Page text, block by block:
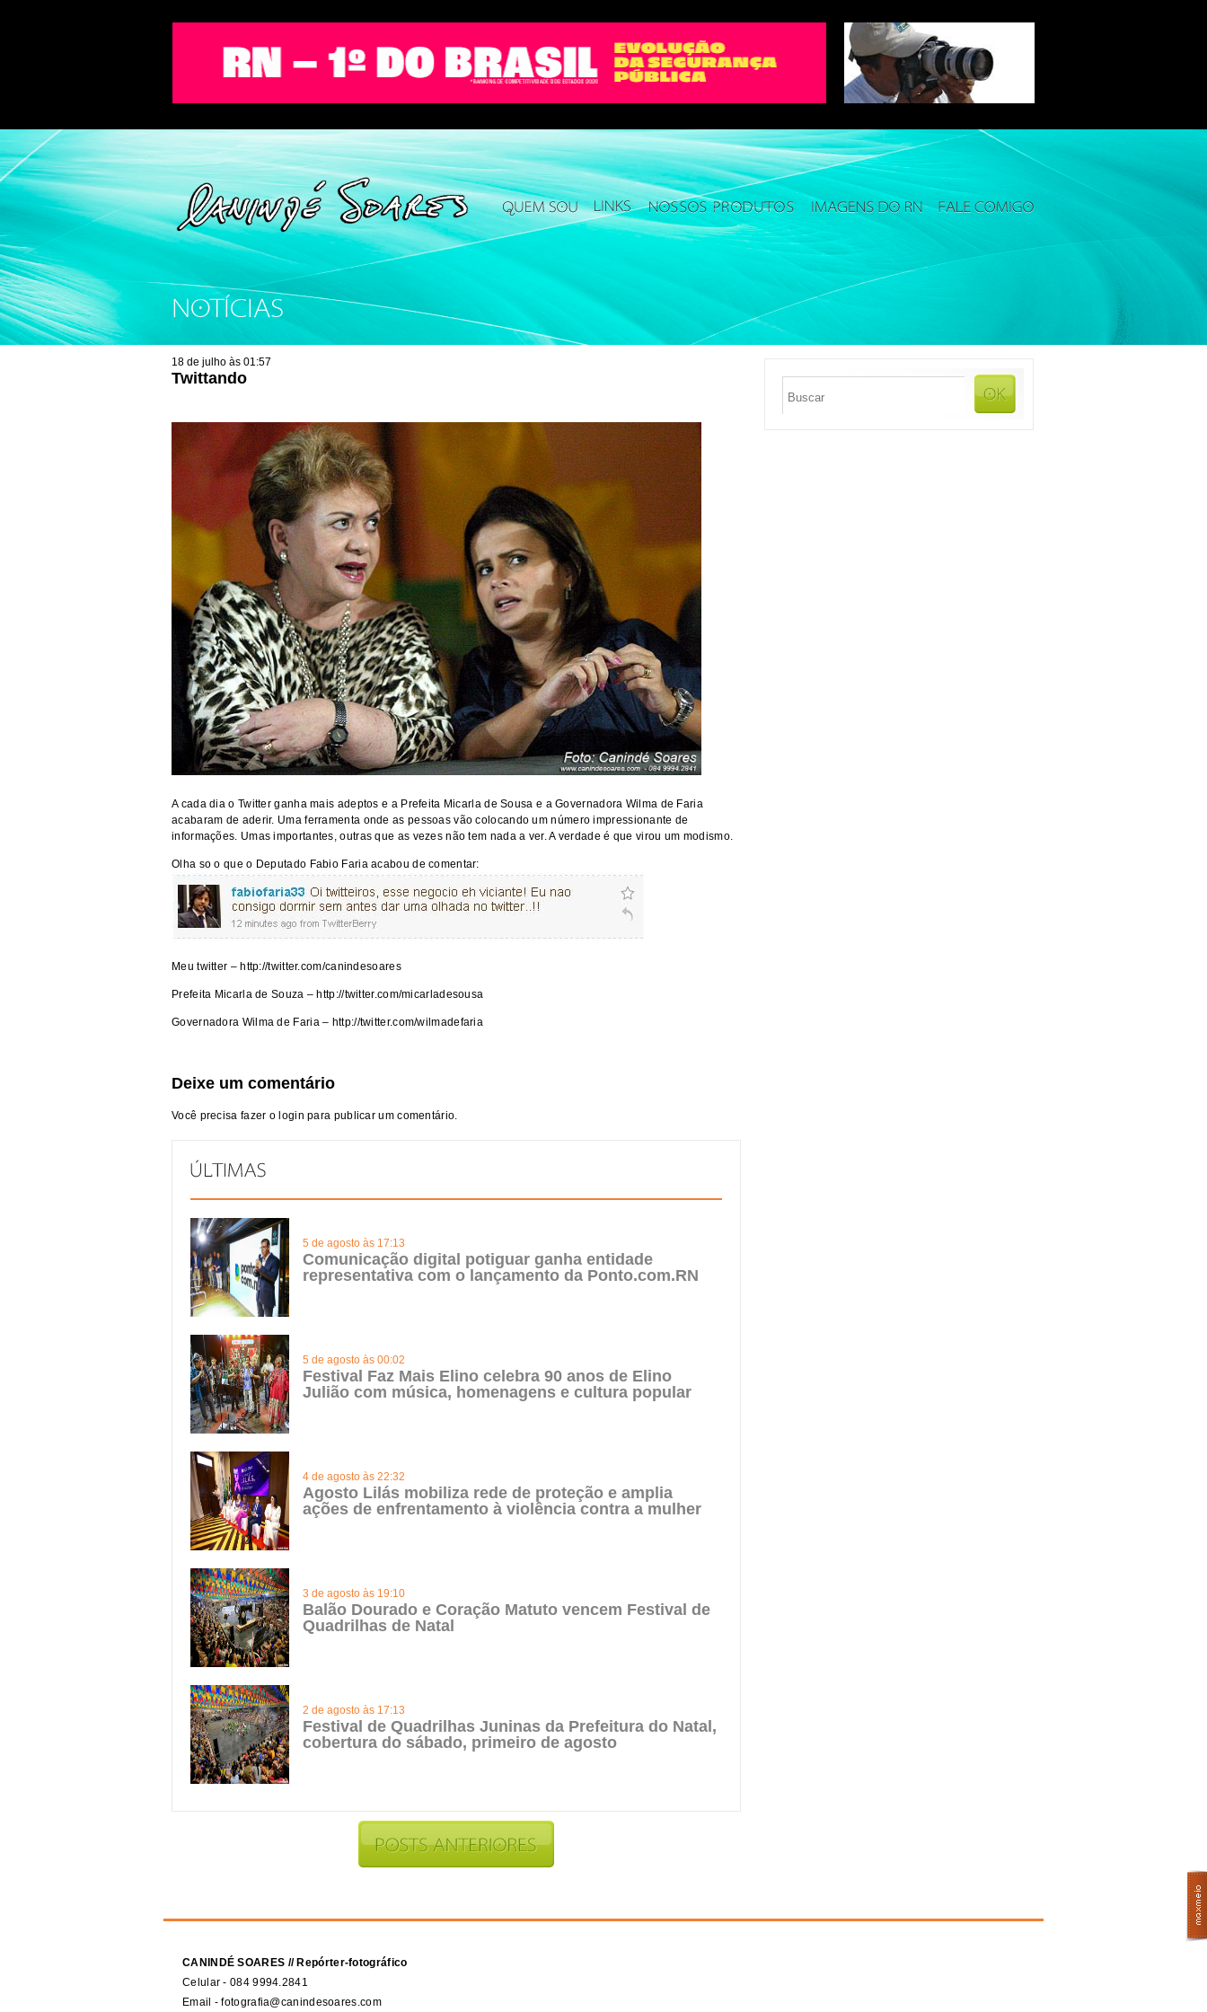
NOTÍCIAS
18 de julho às 01:57
Twittando
A cada dia o Twitter ganha mais adeptos e a Prefeita Micarla de Sousa e a Governadora Wilma de Faria
acabaram de aderir. Uma ferramenta onde as pessoas vão colocando um número impressionante de
informações. Umas importantes, outras que as vezes não tem nada a ver. A verdade é que virou um modismo.
Olha so o que o Deputado Fabio Faria acabou de comentar:
Meu twitter –http://twitter.com/canindesoares
Prefeita Micarla de Souza – http://twitter.com/micarladesousa
Governadora Wilma de Faria – http://twitter.com/wilmadefaria
Deixe um comentário
Você precisa fazer o login para publicar um comentário.
5 de agosto às 17:13
Comunicação digital potiguar ganha entidade
representativa com o lançamento da Ponto.com.RN
5 de agosto às 00:02
Festival Faz Mais Elino celebra 90 anos de Elino
Julião com música, homenagens e cultura popular
4 de agosto às 22:32
Agosto Lilás mobiliza rede de proteção e amplia
ações de enfrentamento à violência contra a mulher
3 de agosto às 19:10
Balão Dourado e Coração Matuto vencem Festival de
Quadrilhas de Natal
2 de agosto às 17:13
Festival de Quadrilhas Juninas da Prefeitura do Natal,
cobertura do sábado, primeiro de agosto
CANINDÉ SOARES // Repórter-fotográfico
Celular - 084 9994.2841
Email - fotografia@canindesoares.com